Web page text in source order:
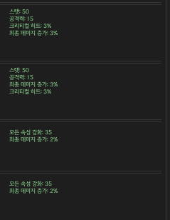
스탯: 50
공격력: 15
크리티컬 히트: 3%
최종 데미지 증가: 3%
스탯: 50
공격력: 15
최종 데미지 증가: 3%
크리티컬 히트: 3%
모든 속성 강화: 35
최종 데미지 증가: 2%
모든 속성 강화: 35
최종 데미지 증가: 2%